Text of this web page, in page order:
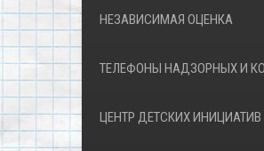
НЕЗАВИСИМАЯ ОЦЕНКА
ТЕЛЕФОНЫ НАДЗОРНЫХ И
ЦЕНТР ДЕТСКИХ ИНИЦИАТИВ